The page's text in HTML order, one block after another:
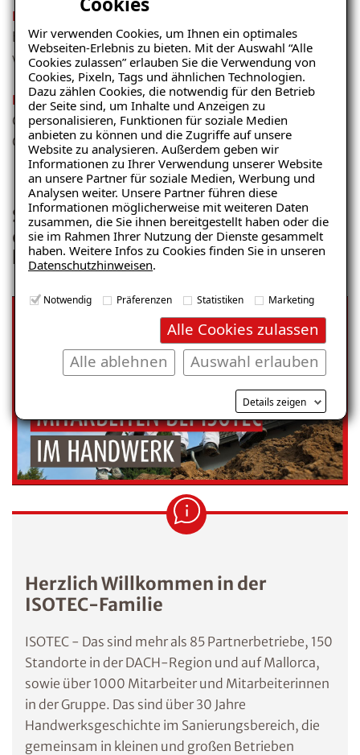
Wir verwenden Cookies, um Ihnen ein optimales
Webseiten-Erlebnis zu bieten. Mit der Auswahl “Alle
Cookies zulassen” erlauben Sie die Verwendung von
Cookies, Pixeln, Tags und ähnlichen Technologien.
Dazu zählen Cookies, die notwendig für den Betrieb
der Seite sind, um Inhalte und Anzeigen zu
personalisieren, Funktionen für soziale Medien
anbieten zu können und die Zugriffe auf unsere
Website zu analysieren. Außerdem geben wir
Informationen zu Ihrer Verwendung unserer Website
an unsere Partner für soziale Medien, Werbung und
Analysen weiter. Unsere Partner führen diese
Informationen möglicherweise mit weiteren Daten
zusammen, die Sie ihnen bereitgestellt haben oder die
sie im Rahmen Ihrer Nutzung der Dienste gesammelt
haben. Weitere Infos zu Cookies finden Sie in unseren
Datenschutzhinweisen.
Notwendig Präferenzen Statistiken Marketing
Alle Cookies zulassen
Auswahl erlauben
Alle ablehnen
Details zeigen
Hochwertige Werkzeuge und Arbeitskleidung
bei uns mit den neuesten Maschinen ausgestattet
werden.
Erfahrungs- und Wissensaustausch– da Sie Teil einer
Gruppe sind, die sich regelmäßig trifft und das WIR-
Gefühl stärkt.
Schauen Sie hinter die Kulissen und
erleben Sie Ihre zukünftigen Kollegen
live bei der Arbeit!
Herzlich Willkommen in der
ISOTEC-Familie
ISOTEC - Das sind mehr als 85 Partnerbetriebe, 150
Standorte in der DACH-Region und auf Mallorca,
sowie über 1000 Mitarbeiter und Mitarbeiterinnen
in der Gruppe. Das sind über 30 Jahre
Handwerksgeschichte im Sanierungsbereich, die
gemeinsam in kleinen und großen Betrieben